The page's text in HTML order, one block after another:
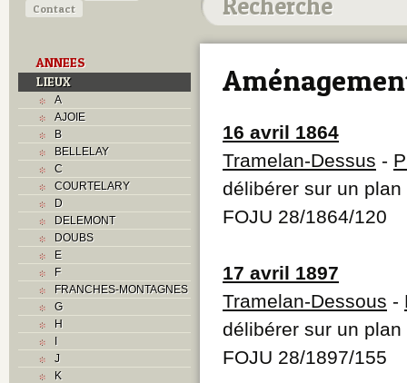
Contact
ANNEES
LIEUX
A
AJOIE
B
BELLELAY
C
COURTELARY
D
DELEMONT
DOUBS
E
F
FRANCHES-MONTAGNES
G
H
I
J
K
16 avril 1864
Tramelan-Dessus -
délibérer sur un
FOJU 28/1864/120
17 avril 1897
Tramelan-Dessous -
délibérer sur un
FOJU 28/1897/155